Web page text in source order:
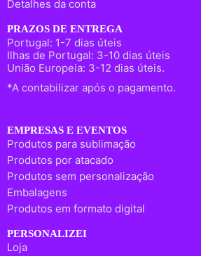
Detalhes da conta
PRAZOS DE ENTREGA
Portugal: 1-7 dias úteis
Ilhas de Portugal: 3-10 dias úteis
União Europeia: 3-12 dias úteis.
*A contabilizar após o pagamento.
EMPRESAS E EVENTOS
Produtos para sublimação
Produtos por atacado
Produtos sem personalização
Embalagens
Produtos em formato digital
PERSONALIZEI
Loja